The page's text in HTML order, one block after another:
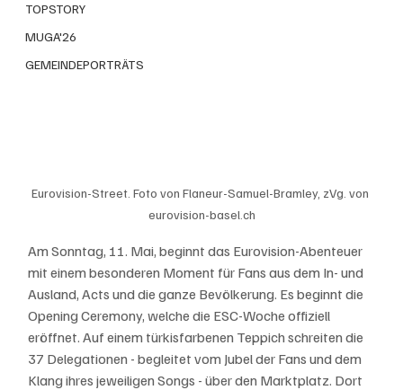
TOPSTORY
MUGA'26
GEMEINDEPORTRÄTS
Eurovision-Street. Foto von Flaneur-Samuel-Bramley, zVg. von
eurovision-basel.ch
Am Sonntag, 11. Mai, beginnt das Eurovision-Abenteuer
mit einem besonderen Moment für Fans aus dem In- und
Ausland, Acts und die ganze Bevölkerung. Es beginnt die
Opening Ceremony, welche die ESC-Woche offiziell
eröffnet. Auf einem türkisfarbenen Teppich schreiten die
37 Delegationen - begleitet vom Jubel der Fans und dem
Klang ihres jeweiligen Songs - über den Marktplatz. Dort